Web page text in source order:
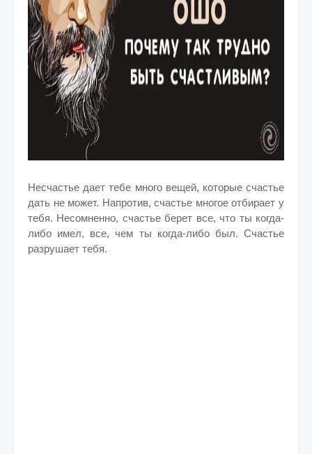
Несчастье дает тебе много вещей, которые счастье
дать не может. Напротив, счастье многое отбирает у
тебя. Несомненно, счастье берет все, что ты когда-
либо имел, все, чем ты когда-либо был. Счастье
разрушает тебя.